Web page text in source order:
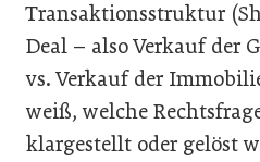
Transaktionsstruktur
Deal – also Verkauf der
vs. Verkauf der
weiß, welche
klargestellt oder gelöst